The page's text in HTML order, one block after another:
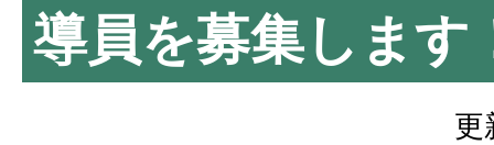
導員を募集します
更